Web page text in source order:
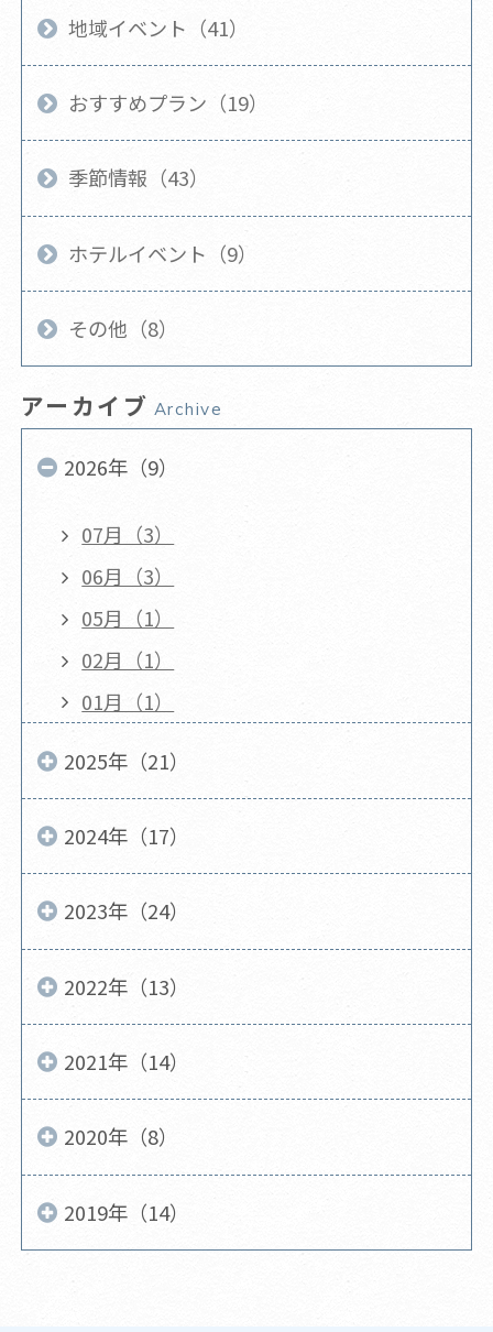
地域イベント（41）
おすすめプラン（19）
季節情報（43）
ホテルイベント（9）
その他（8）
アーカイブ Archive
2026年（9）
07月（3）
06月（3）
05月（1）
02月（1）
01月（1）
2025年（21）
2024年（17）
2023年（24）
2022年（13）
2021年（14）
2020年（8）
2019年（14）